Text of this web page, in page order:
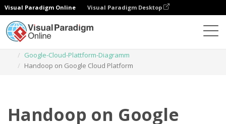
Visual Paradigm Online Visual Paradigm Desktop
Google-Cloud-Plattform-Diagramm
Handoop on Google Cloud Platform
Handoop on Google